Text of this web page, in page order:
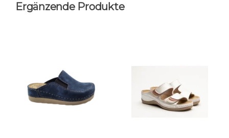
Ergänzende Produkte